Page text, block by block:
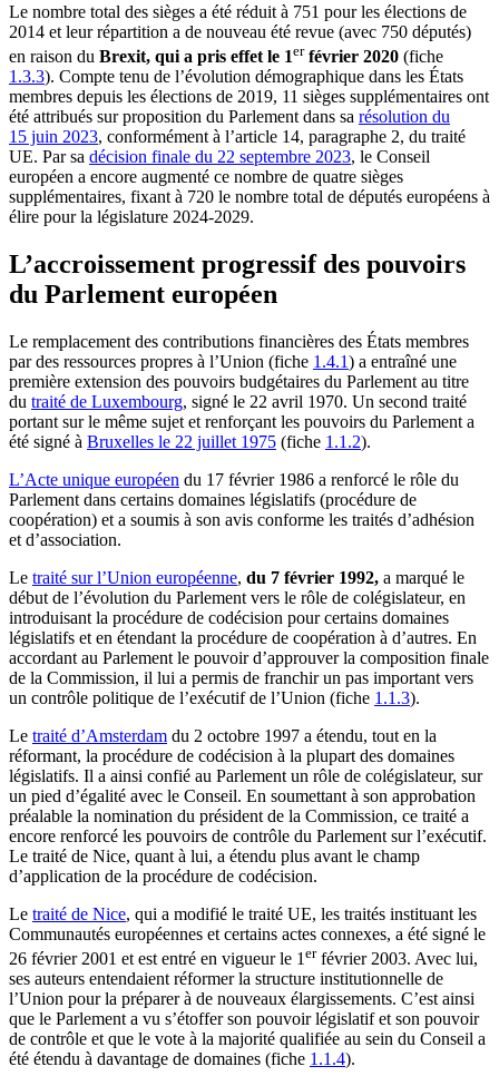
Le nombre total des sièges a été réduit à 751 pour les élections de
2014 et leur répartition a de nouveau été revue (avec 750 députés)
en raison du Brexit, qui a pris effet le 1erfévrier 2020 (fiche
1.3.3). Compte tenu de l’évolution démographique dans les États
membres depuis les élections de 2019, 11 sièges supplémentaires ont
été attribués sur proposition du Parlement dans sa résolution du
15 juin 2023, conformément à l’article 14, paragraphe 2, du traité
UE. Par sa décision finale du 22 septembre 2023, le Conseil
européen a encore augmenté ce nombre de quatre sièges
supplémentaires, fixant à 720 le nombre total de députés européens à
élire pour la législature 2024-2029.
L’accroissement progressif des pouvoirs
du Parlement européen
Le remplacement des contributions financières des États membres
par des ressources propres à l’Union (fiche 1.4.1) a entraîné une
première extension des pouvoirs budgétaires du Parlement au titre
du traité de Luxembourg, signé le 22 avril 1970. Un second traité
portant sur le même sujet et renforçant les pouvoirs du Parlement a
été signé à Bruxelles le 22 juillet 1975 (fiche 1.1.2).
L’Acte unique européen du 17 février 1986 a renforcé le rôle du
Parlement dans certains domaines législatifs (procédure de
coopération) et a soumis à son avis conforme les traités d’adhésion
et d’association.
Le traité sur l’Union européenne, du 7 février 1992, a marqué le
début de l’évolution du Parlement vers le rôle de colégislateur, en
introduisant la procédure de codécision pour certains domaines
législatifs et en étendant la procédure de coopération à d’autres. En
accordant au Parlement le pouvoir d’approuver la composition finale
de la Commission, il lui a permis de franchir un pas important vers
un contrôle politique de l’exécutif de l’Union (fiche 1.1.3).
Le traité d’Amsterdam du 2 octobre 1997 a étendu, tout en la
réformant, la procédure de codécision à la plupart des domaines
législatifs. Il a ainsi confié au Parlement un rôle de colégislateur, sur
un pied d’égalité avec le Conseil. En soumettant à son approbation
préalable la nomination du président de la Commission, ce traité a
encore renforcé les pouvoirs de contrôle du Parlement sur l’exécutif.
Le traité de Nice, quant à lui, a étendu plus avant le champ
d’application de la procédure de codécision.
Le traité de Nice, qui a modifié le traité UE, les traités instituant les
Communautés européennes et certains actes connexes, a été signé le
26 février 2001 et est entré en vigueur le 1 erfévrier 2003. Avec lui,
ses auteurs entendaient réformer la structure institutionnelle de
l’Union pour la préparer à de nouveaux élargissements. C’est ainsi
que le Parlement a vu s’étoffer son pouvoir législatif et son pouvoir
de contrôle et que le vote à la majorité qualifiée au sein du Conseil a
été étendu à davantage de domaines (fiche 1.1.4).